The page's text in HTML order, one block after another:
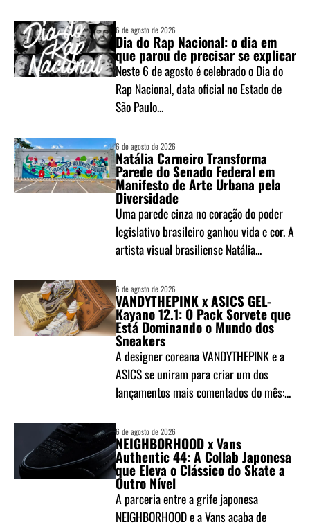
6 de agosto de 2026
Dia do Rap Nacional: o dia em
que parou de precisar se explicar
Neste 6 de agosto é celebrado o Dia do
Rap Nacional, data oficial no Estado de
São Paulo...
6 de agosto de 2026
Natália Carneiro Transforma
Parede do Senado Federal em
Manifesto de Arte Urbana pela
Diversidade
Uma parede cinza no coração do poder
legislativo brasileiro ganhou vida e cor. A
artista visual brasiliense Natália...
6 de agosto de 2026
VANDYTHEPINK x ASICS GEL-
Kayano 12.1: O Pack Sorvete que
Está Dominando o Mundo dos
Sneakers
A designer coreana VANDYTHEPINK e a
ASICS se uniram para criar um dos
lançamentos mais comentados do mês:...
6 de agosto de 2026
NEIGHBORHOOD x Vans
Authentic 44: A Collab Japonesa
que Eleva o Clássico do Skate a
Outro Nível
A parceria entre a grife japonesa
NEIGHBORHOOD e a Vans acaba de